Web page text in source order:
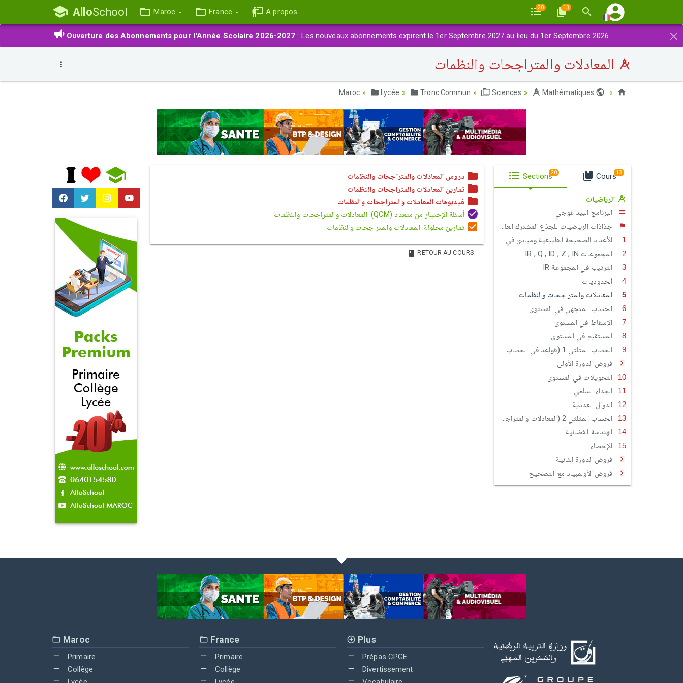
AlloSchool Maroc France A propos 20 13
×
Ouverture des Abonnements pour l'Année Scolaire 2026-2027 : Les nouveaux abonnements expirent le 1er Septembre 2027 au lieu du 1er Septembre 2026.
المعادلات والمتراجحات والنظمات
Lycée Tronc Commun Sciences Mathématiques
دروس المعادلات والمتراجحات والنظمات
تمارين المعادلات والمتراجحات والنظمات
فيديوهات المعادلات والمتراجحات والنظمات
أسئلة الإختيار من متعدد (QCM): المعادلات والمتراجحات والنظمات
تمارين محلولة: المعادلات والمتراجحات والنظمات
RETOUR AU COURS
Sections20 Cours13
الرياضيات
البرنامج البيداغوجي
جذاذات الرياضيات للجذع المشترك العلمي والتكنولوجي
الأعداد الصحيحة الطبيعية ومبادئ في الحسابيات
المجموعات IR , Q , ID , Z , IN
الترتيب في المجموعة IR
الحدوديات
المعادلات والمتراجحات والنظمات
الحساب المتجهي في المستوى
الإسقاط في المستوى
المستقيم في المستوى
الحساب المثلثي 1 (قواعد في الحساب المثلثي)
فروض الدورة الأولى
التحويلات في المستوى
الجداء السلمي
الدوال العددية
الحساب المثلثي 2 (المعادلات والمتراجحات المثلثية)
الهندسة الفضائية
الإحصاء
فروض الدورة الثانية
فروض الأولمبياد مع التصحيح
Maroc
Primaire
Collège
France
Primaire
Collège
Plus
Prépas CPGE
Divertissement